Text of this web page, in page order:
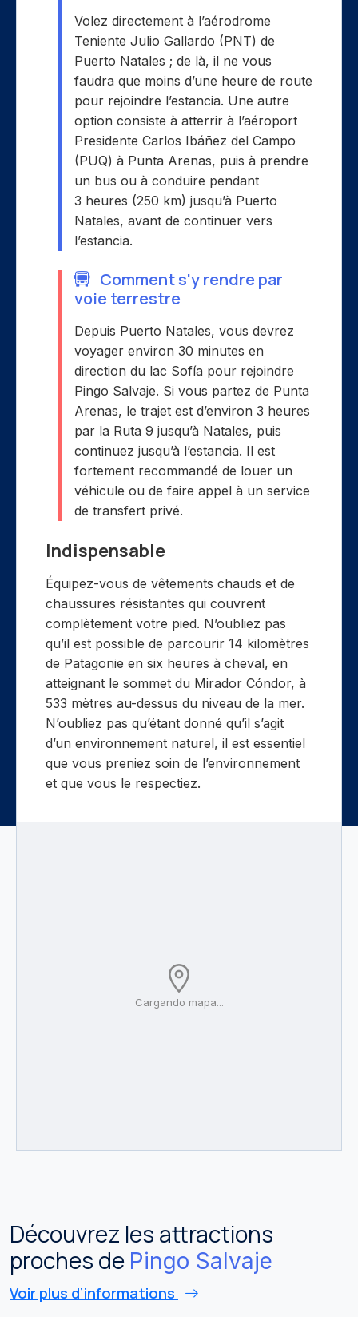
Cargando mapa...
Volez directement à l’aérodrome
Teniente Julio Gallardo (PNT) de
Puerto Natales ; de là, il ne vous
faudra que moins d’une heure de route
pour rejoindre l’estancia. Une autre
option consiste à atterrir à l’aéroport
Presidente Carlos Ibáñez del Campo
(PUQ) à Punta Arenas, puis à prendre
un bus ou à conduire pendant
3 heures (250 km) jusqu’à Puerto
Natales, avant de continuer vers
l’estancia.
Comment s'y rendre par
voie terrestre
Depuis Puerto Natales, vous devrez
voyager environ 30 minutes en
direction du lac Sofía pour rejoindre
Pingo Salvaje. Si vous partez de Punta
Arenas, le trajet est d’environ 3 heures
par la Ruta 9 jusqu’à Natales, puis
continuez jusqu’à l’estancia. Il est
fortement recommandé de louer un
véhicule ou de faire appel à un service
de transfert privé.
Indispensable
Équipez-vous de vêtements chauds et de
chaussures résistantes qui couvrent
complètement votre pied. N’oubliez pas
qu’il est possible de parcourir 14 kilomètres
de Patagonie en six heures à cheval, en
atteignant le sommet du Mirador Cóndor, à
533 mètres au-dessus du niveau de la mer.
N’oubliez pas qu’étant donné qu’il s’agit
d’un environnement naturel, il est essentiel
que vous preniez soin de l’environnement
et que vous le respectiez.
Découvrez les attractions
proches de Pingo Salvaje
Voir plus d’informations